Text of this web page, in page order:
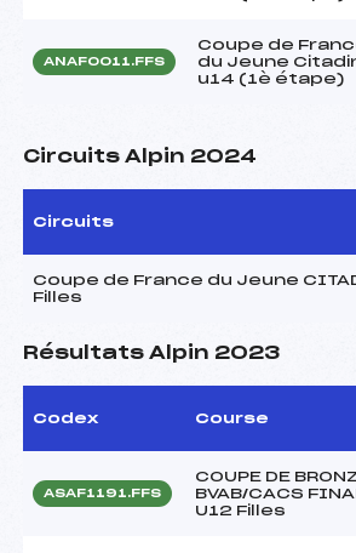
ANAF0011.FFS
Coupe de
du Jeune
u14 (1è étape)
Circuits Alpin 2024
Circuits
Coupe de France du Jeune
Filles
Résultats Alpin 2023
Codex Course
ASAF1191.FFS
COUPE DE
BVAB/CACS
U12 Filles